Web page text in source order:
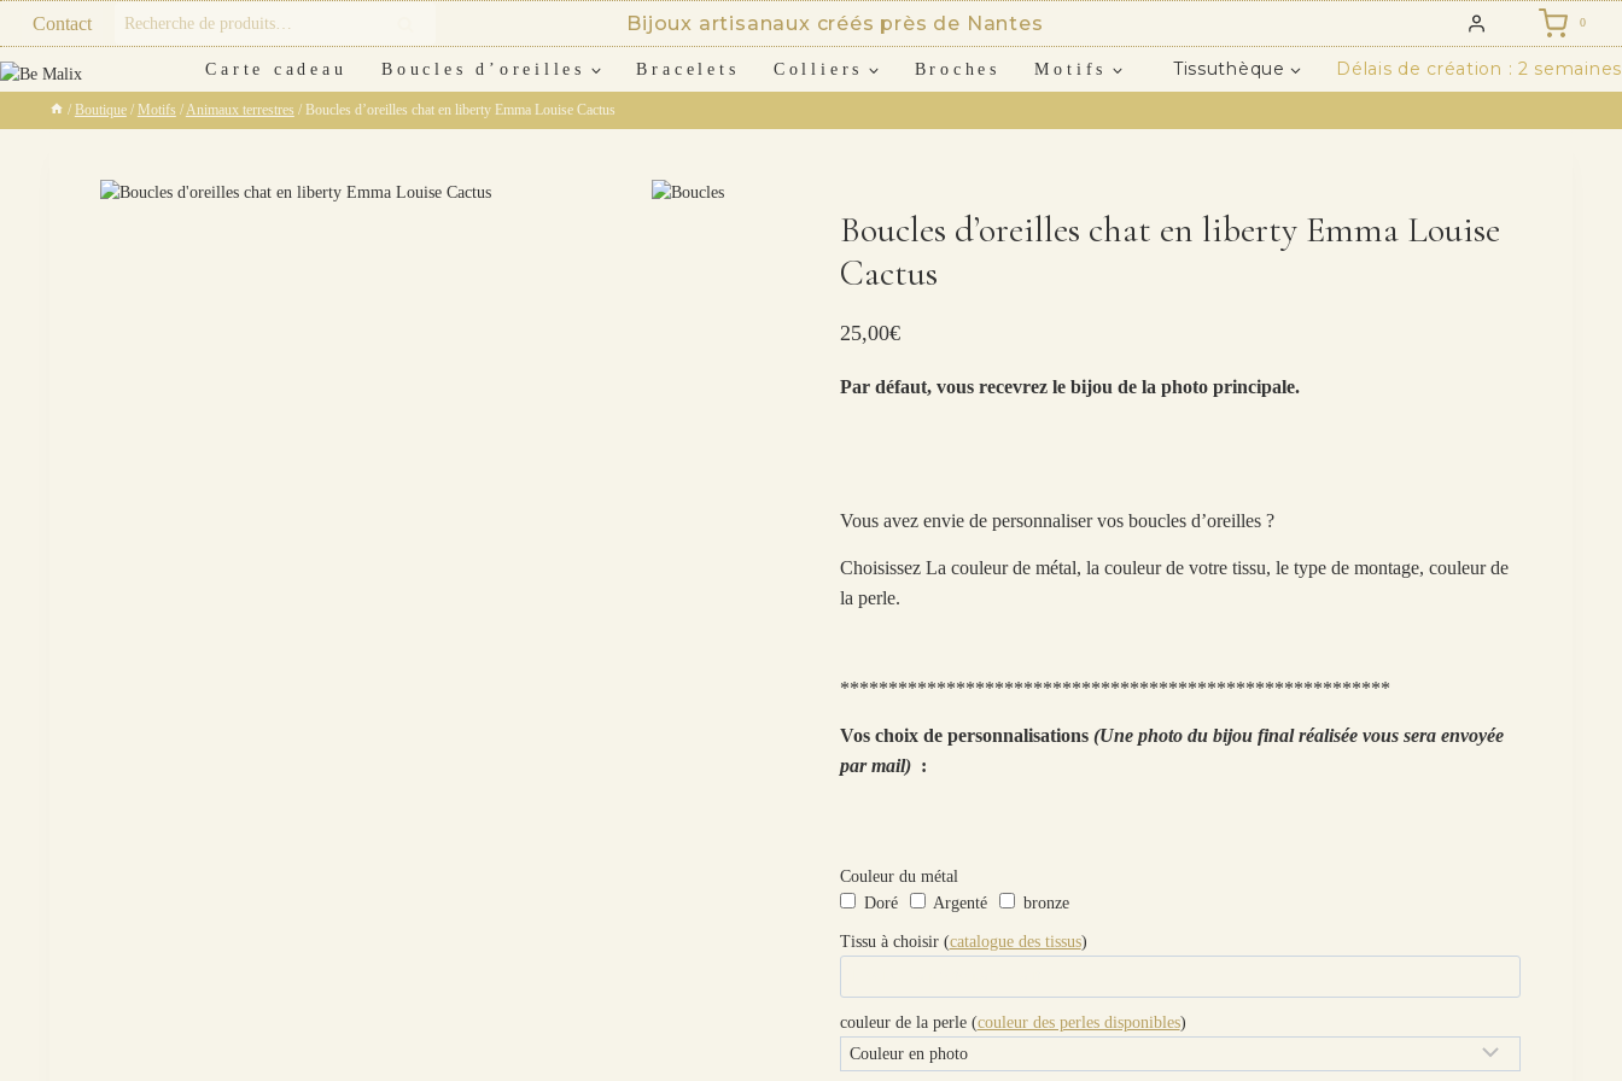
content
Contact
Recherche
Bijoux artisanaux créés près de Nantes 0
Carte cadeau Boucles d’oreilles Bracelets Colliers Broches Motifs Tissuthèque Délais de création : 2 semaines
/ Boutique / Motifs / Animaux terrestres / Boucles d’oreilles chat en liberty Emma Louise Cactus
Boucles d’oreilles chat en liberty Emma Louise
Cactus
25,00€
Par défaut, vous recevrez le bijou de la photo principale.
Vous avez envie de personnaliser vos boucles d’oreilles ?
Choisissez La couleur de métal, la couleur de votre tissu, le type de montage, couleur de
la perle.
*********************************************************
Vos choix de personnalisations (Une photo du bijou final réalisée vous sera envoyée
par mail):
Couleur du métal
Doré
Argenté bronze
Tissu à choisir (catalogue des tissus)
couleur de la perle (couleur des perles disponibles)